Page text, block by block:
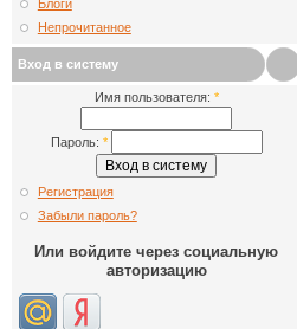
Блоги
Непрочитанное
Вход в систему
Имя пользователя: *
Пароль: *
Регистрация
Забыли пароль?
Или войдите через социальную
авторизацию